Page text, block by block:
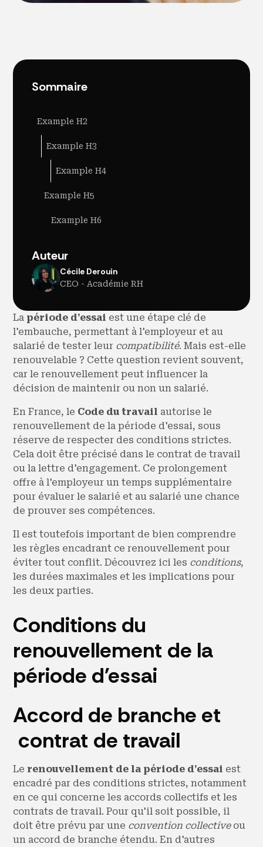
La période d'essai est une étape clé de
l'embauche, permettant à l'employeur et au
salarié de tester leur compatibilité. Mais est-elle
renouvelable ? Cette question revient souvent,
car le renouvellement peut influencer la
décision de maintenir ou non un salarié.
En France, le Code du travail autorise le
renouvellement de la période d'essai, sous
réserve de respecter des conditions strictes.
Cela doit être précisé dans le contrat de travail
ou la lettre d'engagement. Ce prolongement
offre à l'employeur un temps supplémentaire
pour évaluer le salarié et au salarié une chance
de prouver ses compétences.
Il est toutefois important de bien comprendre
les règles encadrant ce renouvellement pour
éviter tout conflit. Découvrez ici les conditions,
les durées maximales et les implications pour
les deux parties.
Conditions du
renouvellement de la
période d'essai
Accord de branche et
contrat de travail
Le renouvellement de la période d'essai est
encadré par des conditions strictes, notamment
en ce qui concerne les accords collectifs et les
contrats de travail. Pour qu'il soit possible, il
doit être prévu par une convention collectiveou
un accord de branche étendu. En d'autres
Sommaire
Example H2
Example H3
Example H4
Example H5
Example H6
Auteur
Cécile Derouin
CEO - Académie RH